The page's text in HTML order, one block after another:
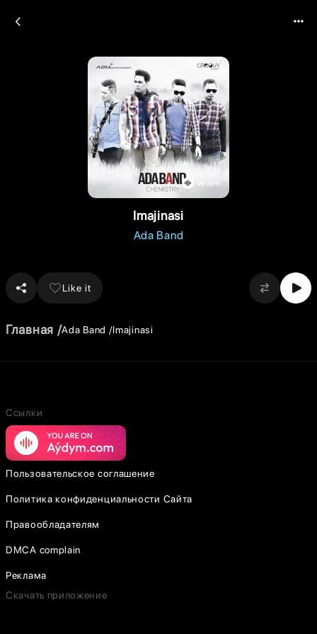
Imajinasi
Ada Band
Like it
Главная Ada Band Imajinasi
Ссылки
Пользовательское соглашение
Политика конфиденциальности Сайта
Правообладателям
DMCA complain
Реклама
Скачать приложение